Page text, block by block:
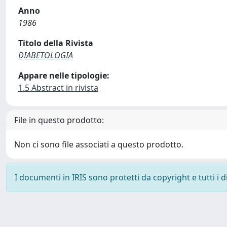
Anno
1986
Titolo della Rivista
DIABETOLOGIA
Appare nelle tipologie:
1.5 Abstract in rivista
File in questo prodotto:
Non ci sono file associati a questo prodotto.
I documenti in IRIS sono protetti da copyright e tutti i